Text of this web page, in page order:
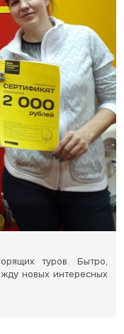
туров. Бытро,
новых интересных